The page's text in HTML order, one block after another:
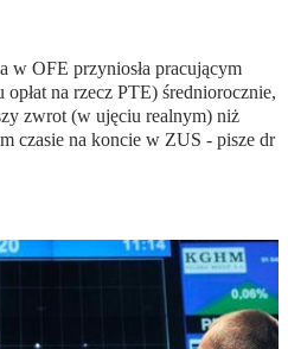
w OFE przyniosła pracującym
na rzecz PTE) średniorocznie,
zwrot (w ujęciu realnym) niż
czasie na koncie w ZUS - pisze dr